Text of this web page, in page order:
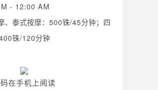
- 12:00 AM
、泰式按摩：500铢/45分钟；四
铢/120分钟
在手机上阅读